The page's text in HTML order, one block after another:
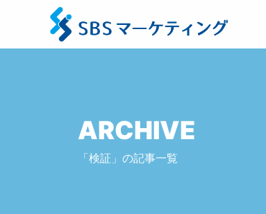
ARCHIVE
「検証」の記事一覧